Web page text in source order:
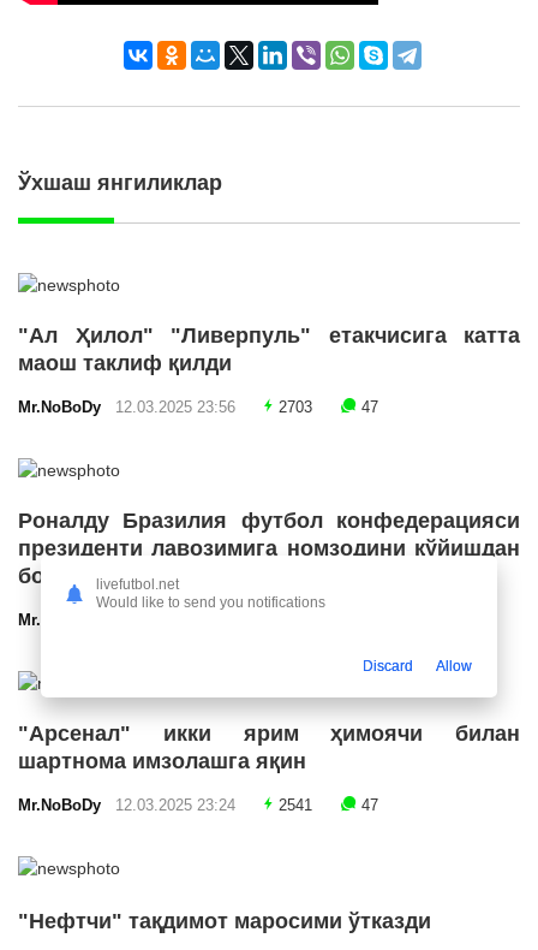
Ўхшаш янгиликлар
"Ал Ҳилол" "Ливерпуль" етакчисига катта
маош таклиф қилди
Mr.NoBoDy 12.03.2025 23:56 2703 47
Роналду Бразилия футбол конфедерацияси
президенти лавозимига номзодини қўйишдан
бош тортди
Mr.NoBoDy
"Арсенал" икки ярим ҳимоячи билан
шартнома имзолашга яқин
Mr.NoBoDy 12.03.2025 23:24 2541 47
"Нефтчи" тақдимот маросими ўтказди
livefutbol.net
Would like to send you notifications
Discard Allow